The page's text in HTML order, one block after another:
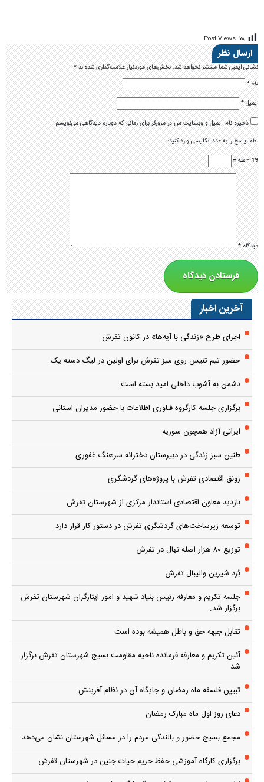
ایمیل*
ذخیره نام، ایمیل و وبسایت من در مرورگر برای زمانی که دوباره دیدگاهی می‌نویسم.
لطفا پاسخ را به عدد انگلیسی وارد کنید:
19 − سه =
دیدگاه*
آخرین اخبار
اجرای طرح «زندگی با آیه‌ها» در کانون تفرش
حضور تیم تنیس روی میز تفرش برای اولین در لیگ دسته یک
دشمن به آشوب داخلی امید بسته است
برگزاری جلسه کارگروه فناوری اطلاعات با حضور مدیران استانی
ایرانی آزاد همچون سوریه
طنین سبز زندگی در دبیرستان دخترانه سرهنگ غفوری
رونق اقتصادی تفرش با پروژه‌های گردشگری
بازدید معاون اقتصادی استاندار مرکزی از شهرستان تفرش
توسعه زیرساخت‌های گردشگری تفرش در دستور کار قرار دارد
توزیع ۸۰ هزار اصله نهال در تفرش
بُرد شیرین والیبال تفرش
جلسه تکریم و معارفه رئیس بنیاد شهید و امور ایثارگران شهرستان تفرش
برگزار شد.
تقابل جبهه حق و باطل همیشه بوده است
آئین تکریم و معارفه فرمانده ناحیه مقاومت بسیج شهرستان تفرش برگزار
شد
تبیین فلسفه ماه رمضان و جایگاه آن در نظام آفرینش
دعای روز اول ماه مبارک رمضان
برگزاری کارگاه آموزشی حفظ حریم حیات جنین در شهرستان تفرش
اولین رویداد تخصصی کشوری گردشگری شهر تفرش
چرا انقلاب شد؟
پر بازدیدها